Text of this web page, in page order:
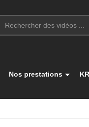
Nos prestations